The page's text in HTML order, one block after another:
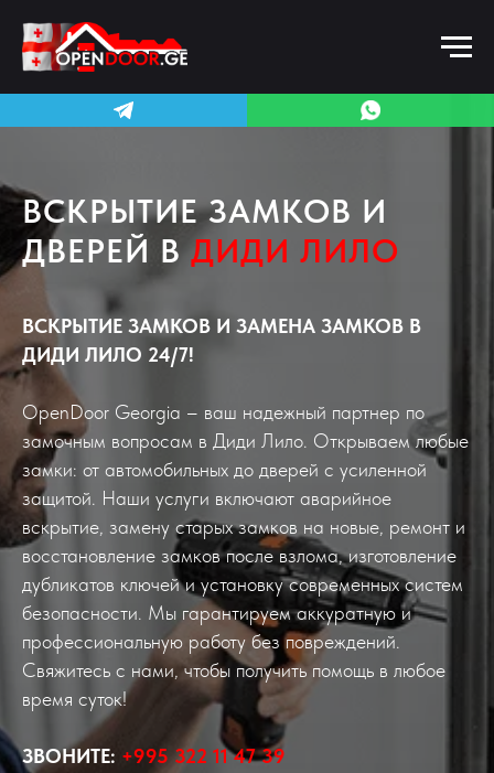
ВСКРЫТИЕ ЗАМКОВ И
ДВЕРЕЙ В ДИДИ ЛИЛО
ВСКРЫТИЕ ЗАМКОВ И ЗАМЕНА ЗАМКОВ В
ДИДИ ЛИЛО 24/7!
OpenDoor Georgia – ваш надежный партнер по
замочным вопросам в Диди Лило. Открываем любые
замки: от автомобильных до дверей с усиленной
защитой. Наши услуги включают аварийное
вскрытие, замену старых замков на новые, ремонт и
восстановление замков после взлома, изготовление
дубликатов ключей и установку современных систем
безопасности. Мы гарантируем аккуратную и
профессиональную работу без повреждений.
Свяжитесь с нами, чтобы получить помощь в любое
время суток!
ЗВОНИТЕ: +995 322 11 47 39